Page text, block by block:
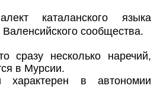
каталанского языка
сообщества.
сразу несколько наречий,
в Мурсии.
характерен в автономии